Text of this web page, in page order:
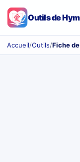
Outils de
Accueil/Outils/Fiche